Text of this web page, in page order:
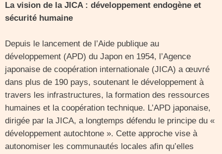
La vision de la JICA : développement endogène et
sécurité humaine
Depuis le lancement de l’Aide publique au
développement (APD) du Japon en 1954, l’Agence
japonaise de coopération internationale (JICA) a œuvré
dans plus de 190 pays, soutenant le développement à
travers les infrastructures, la formation des ressources
humaines et la coopération technique. L’APD japonaise,
dirigée par la JICA, a longtemps défendu le principe du «
développement autochtone ». Cette approche vise à
autonomiser les communautés locales afin qu’elles